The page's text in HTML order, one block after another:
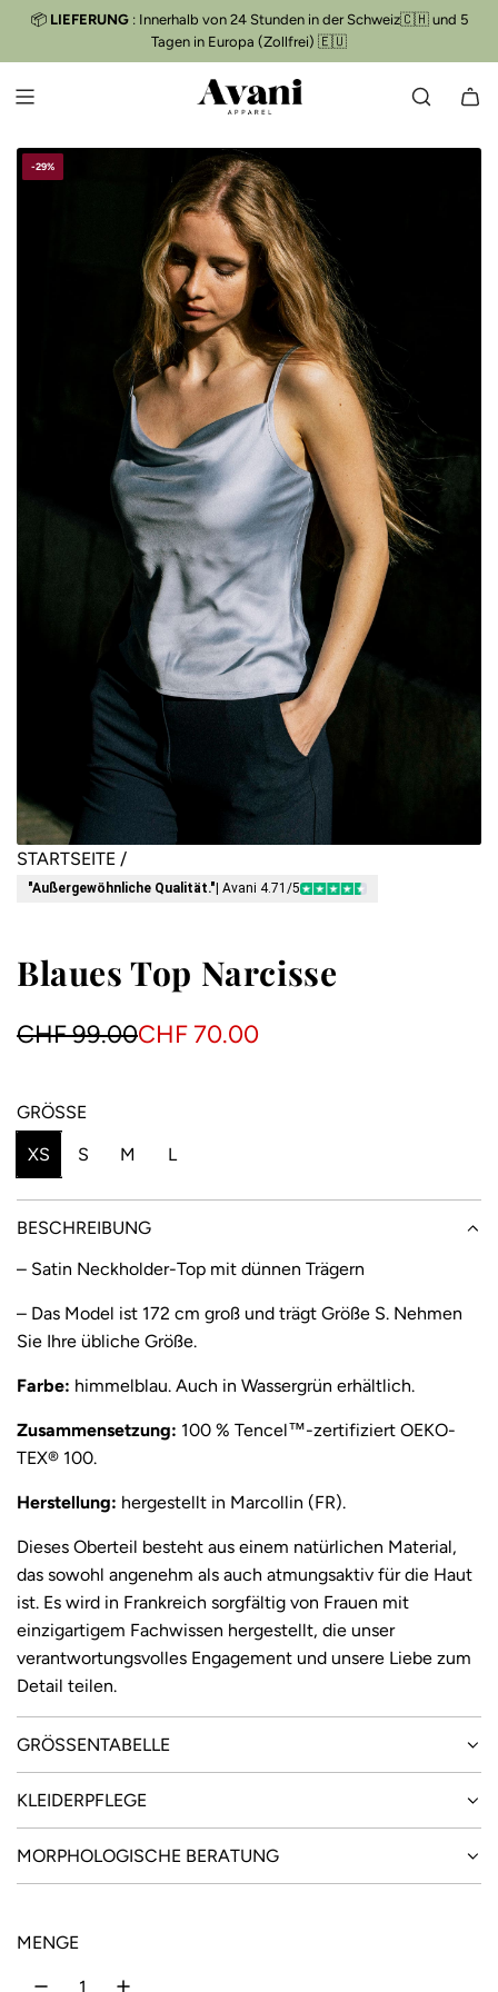
M
📦 LIEFERUNG: Innerhalb von 24 Stunden in der Schweiz🇨🇭 und 5
Tagen in Europa (Zollfrei) 🇪🇺
Kostenloser Versand 📦
-29%
STARTSEITE /
"Außergewöhnliche Qualität." | Avani 4.71/5
Blaues Top Narcisse
S
n
d
r
p
r
e
i
s
CHF 99.00
R
g
u
ä
r
e
r
P
r
e
i
s
CHF 70.00
GRÖSSE
XS
S M L
BESCHREIBUNG
– Satin Neckholder-Top mit dünnen Trägern
– Das Model ist 172 cm groß und trägt Größe S. Nehmen
Sie Ihre übliche Größe.
Farbe: himmelblau. Auch in Wassergrün erhältlich.
Zusammensetzung: 100 % Tencel™-zertifiziert OEKO-
TEX® 100.
Herstellung: hergestellt in Marcollin (FR).
Dieses Oberteil besteht aus einem natürlichen Material,
das sowohl angenehm als auch atmungsaktiv für die Haut
ist. Es wird in Frankreich sorgfältig von Frauen mit
einzigartigem Fachwissen hergestellt, die unser
verantwortungsvolles Engagement und unsere Liebe zum
Detail teilen.
GRÖSSENTABELLE
KLEIDERPFLEGE
MORPHOLOGISCHE BERATUNG
MENGE